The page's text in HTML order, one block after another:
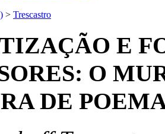
> Trescastro
E
O
DE